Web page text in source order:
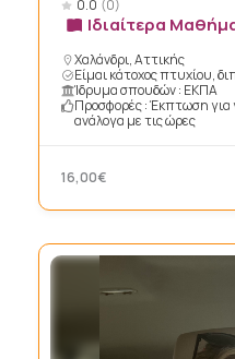
0.0 (0)
Ιδιαίτερα
Χαλάνδρι, Αττικής
Είμαι κάτοχος πτυχίου,
Ίδρυμα σπουδών : EΚΠΑ
Προσφορές : Έκπτωση
ανάλογα με τις ώρες
16,00€